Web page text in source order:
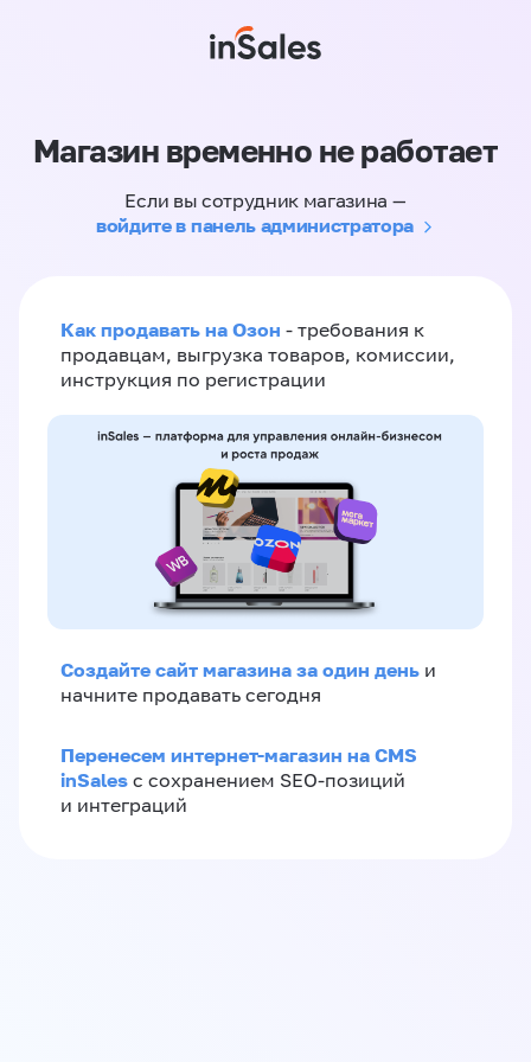
Магазин временно не работает
Если вы сотрудник магазина —
войдите в панель администратора
Как продавать на Озон - требования к
продавцам, выгрузка товаров, комиссии,
инструкция по регистрации
Создайте сайт магазина за один день и
начните продавать сегодня
Перенесем интернет-магазин на CMS
inSales с сохранением SEO-позиций
и интеграций